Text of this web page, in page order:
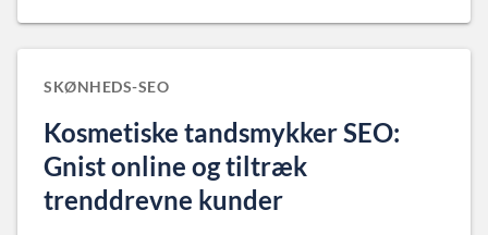
SKØNHEDS-SEO
Kosmetiske tandsmykker SEO:
Gnist online og tiltræk
trenddrevne kunder